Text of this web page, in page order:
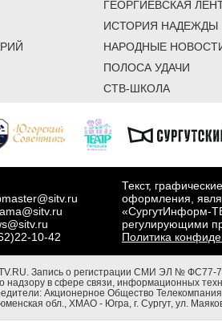
ГЕОРГИЕВСКАЯ
ИСТОРИЯ НАДЕЖДЫ
НАРОДНЫЕ
ПОЛОСА УДАЧИ
СТВ-ШКОЛА
10-42
Текст,
оформления,
«СургутИнформ-
регулирующими
Политика
Запись о регистрации СМИ ЭЛ № ФС77-
в сфере связи, информационных
Акционерное Общество
обл., ХМАО - Югра, г. Сургут, ул.